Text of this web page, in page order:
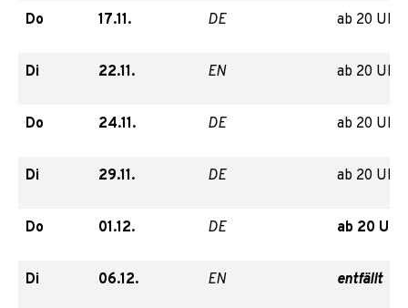
Do
17.11. DE ab 20 Uhr
Di 22.11. EN ab 20 Uhr
Do 24.11. DE ab 20 Uhr
Di 29.11. DE ab 20 Uhr
Do 01.12. DE ab 20
Di 06.12. EN entfällt